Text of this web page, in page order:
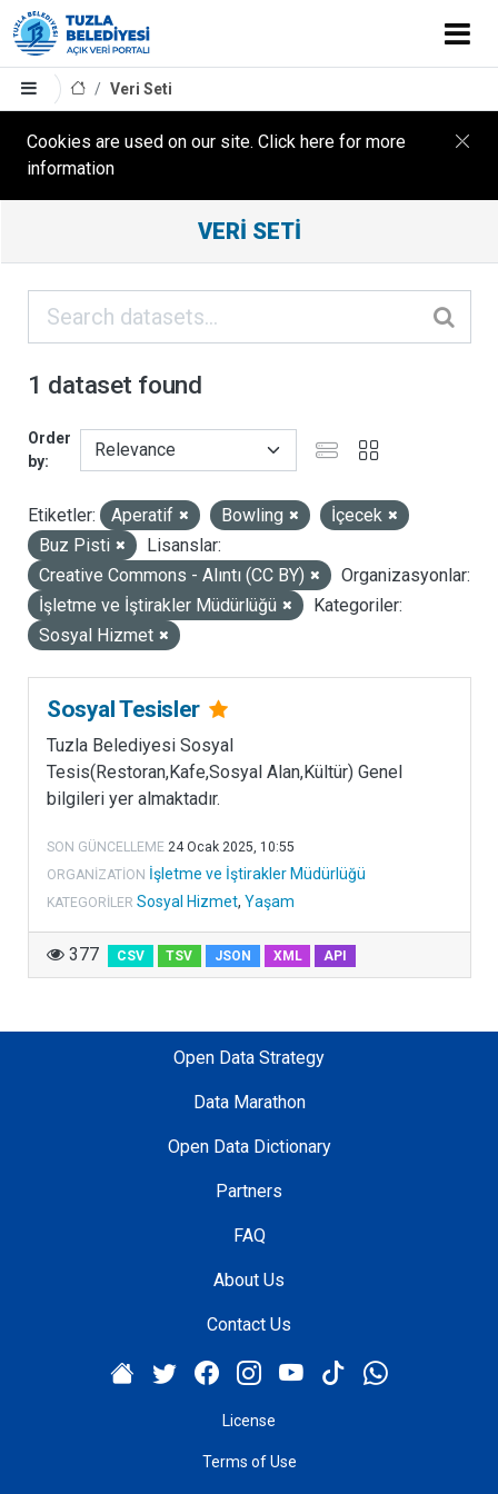
Veri Seti
Cookies are used on our site. Click here for more
information
Results
ORGANIZASYONLAR
KATEGORILER
ETIKETLER
LISANSLAR
VERI SETI
1 dataset found
Order
by
Etiketler: Aperatif Bowling
İçecek
Buz Pisti
Lisanslar:
Creative Commons - Alıntı (CC BY)
Organizasyonlar:
İşletme ve İştirakler Müdürlüğü
Kategoriler:
Sosyal Hizmet
Sosyal Tesisler
Tuzla Belediyesi Sosyal
Tesis(Restoran,Kafe,Sosyal Alan,Kültür) Genel
bilgileri yer almaktadır.
SON GÜNCELLEME 24 Ocak 2025, 10:55
ORGANIZATION İşletme ve İştirakler Müdürlüğü
KATEGORILER Sosyal Hizmet, Yaşam
377 CSV TSV JSON XML API
Open Data Strategy
Data Marathon
Open Data Dictionary
Partners
FAQ
About Us
Contact Us
License
Terms of Use